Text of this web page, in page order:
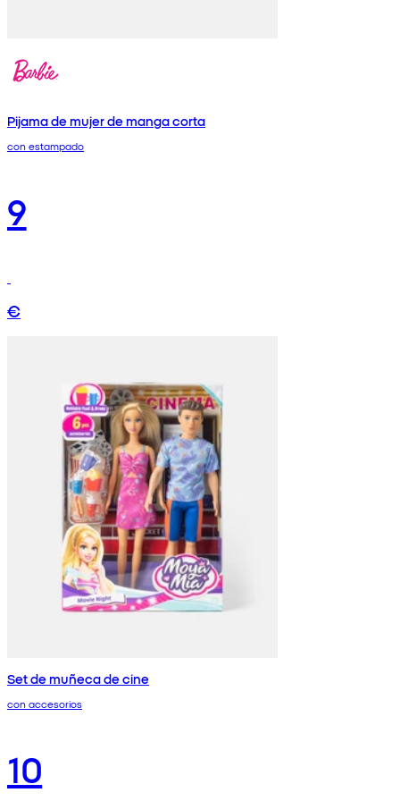
Pijama de mujer de manga corta
con estampado
9
€
Set de muñeca de cine
con accesorios
10